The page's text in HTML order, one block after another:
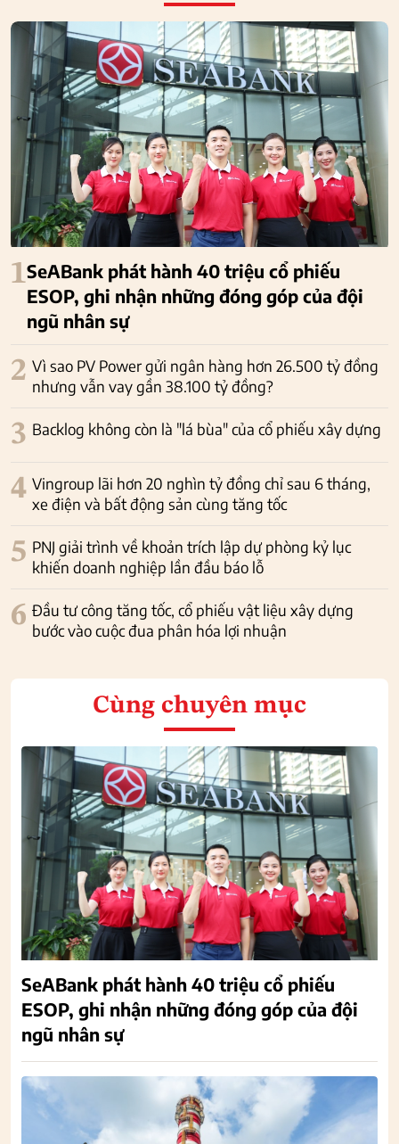
1SeABank phát hành 40 triệu cổ phiếu
ESOP, ghi nhận những đóng góp của đội
ngũ nhân sự
2 Vì sao PV Power gửi ngân hàng hơn 26.500 tỷ đồng
nhưng vẫn vay gần 38.100 tỷ đồng?
3 Backlog không còn là "lá bùa" của cổ phiếu xây dựng
4 Vingroup lãi hơn 20 nghìn tỷ đồng chỉ sau 6 tháng,
xe điện và bất động sản cùng tăng tốc
5 PNJ giải trình về khoản trích lập dự phòng kỷ lục
khiến doanh nghiệp lần đầu báo lỗ
6 Đầu tư công tăng tốc, cổ phiếu vật liệu xây dựng
bước vào cuộc đua phân hóa lợi nhuận
Cùng chuyên mục
SeABank phát hành 40 triệu cổ phiếu
ESOP, ghi nhận những đóng góp của đội
ngũ nhân sự